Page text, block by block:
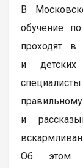
В
обучение
проходят в
и
и
Об этом